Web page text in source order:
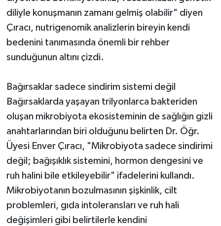
diliyle konuşmanın zamanı gelmiş olabilir" diyen
Çıracı, nutrigenomik analizlerin bireyin kendi
bedenini tanımasında önemli bir rehber
sunduğunun altını çizdi.
Bağırsaklar sadece sindirim sistemi değil
Bağırsaklarda yaşayan trilyonlarca bakteriden
oluşan mikrobiyota ekosisteminin de sağlığın gizli
anahtarlarından biri olduğunu belirten Dr. Öğr.
Üyesi Enver Çıracı, "Mikrobiyota sadece sindirimi
değil; bağışıklık sistemini, hormon dengesini ve
ruh halini bile etkileyebilir" ifadelerini kullandı.
Mikrobiyotanın bozulmasının şişkinlik, cilt
problemleri, gıda intoleransları ve ruh hali
değişimleri gibi belirtilerle kendini